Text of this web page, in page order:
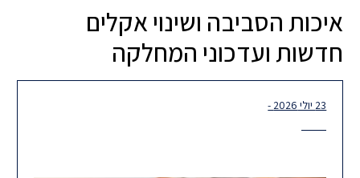
איכות הסביבה ושינוי אקלים
חדשות ועדכוני המחלקה
23 יולי 2026 -